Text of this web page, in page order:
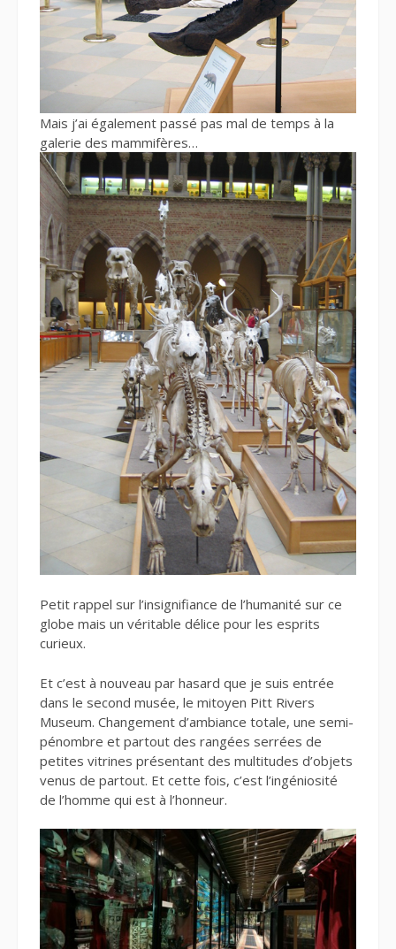
Mais j’ai également passé pas mal de temps à la
galerie des mammifères…
Petit rappel sur l’insignifiance de l’humanité sur ce
globe mais un véritable délice pour les esprits
curieux.
Et c’est à nouveau par hasard que je suis entrée
dans le second musée, le mitoyen Pitt Rivers
Museum. Changement d’ambiance totale, une semi-
pénombre et partout des rangées serrées de
petites vitrines présentant des multitudes d’objets
venus de partout. Et cette fois, c’est l’ingéniosité
de l’homme qui est à l’honneur.